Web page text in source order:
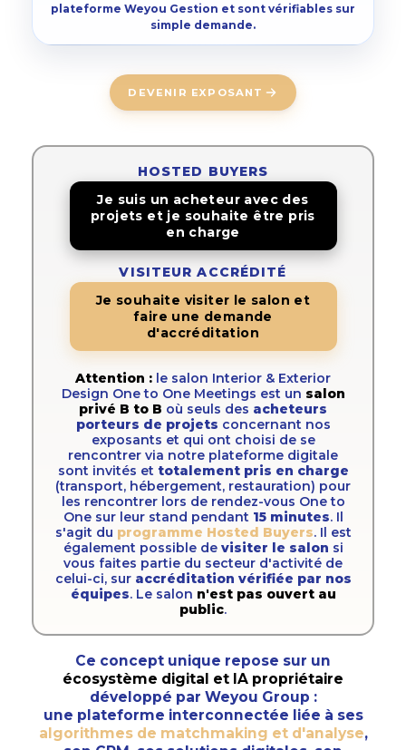
plateforme Weyou Gestion et sont vérifiables sur
simple demande.
DEVENIR EXPOSANT
HOSTED BUYERS
Je suis un acheteur avec des
projets et je souhaite être pris
en charge
VISITEUR ACCRÉDITÉ
Je souhaite visiter le salon et
faire une demande
d'accréditation
Attention : le salon Interior & Exterior
Design One to One Meetings est un salon
privé B to B où seuls des acheteurs
porteurs de projets concernant nos
exposants et qui ont choisi de se
rencontrer via notre plateforme digitale
sont invités et totalement pris en charge
(transport, hébergement, restauration) pour
les rencontrer lors de rendez-vous One to
One sur leur stand pendant 15 minutes. Il
s'agit du programme Hosted Buyers. Il est
également possible de visiter le salon si
vous faites partie du secteur d'activité de
celui-ci, sur accréditation vérifiée par nos
équipes. Le salon n'est pas ouvert au
public.
Ce concept unique repose sur un
écosystème digital et IA propriétaire
développé par Weyou Group :
une plateforme interconnectée liée à ses
algorithmes de matchmaking et d'analyse,